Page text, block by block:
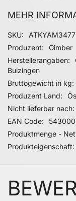
MEHR
Mehr Informationen
SKU
Produzent
Gimber
Herstellerangaben
Buizingen
Bruttogewicht in kg
Produzent Land
Nicht lieferbar nach
EAN Code
Produktmenge -
Produkteigenschaft